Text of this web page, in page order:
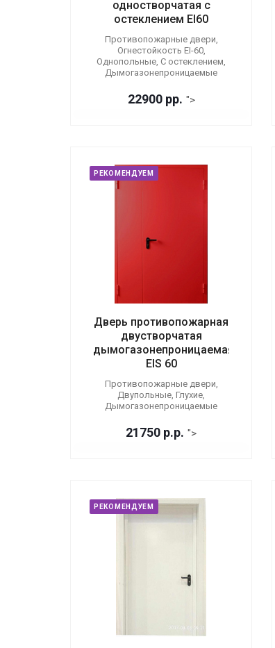
одностворчатая с
остеклением EI60
Противопожарные двери,
Огнестойкость EI-60,
Однопольные, С остеклением,
Дымогазонепроницаемые
22900 рр. ">
РЕКОМЕНДУЕМ
Дверь противопожарная
двустворчатая
дымогазонепроницаемая
EIS 60
Противопожарные двери,
Двупольные, Глухие,
Дымогазонепроницаемые
21750 р.р. ">
РЕКОМЕНДУЕМ